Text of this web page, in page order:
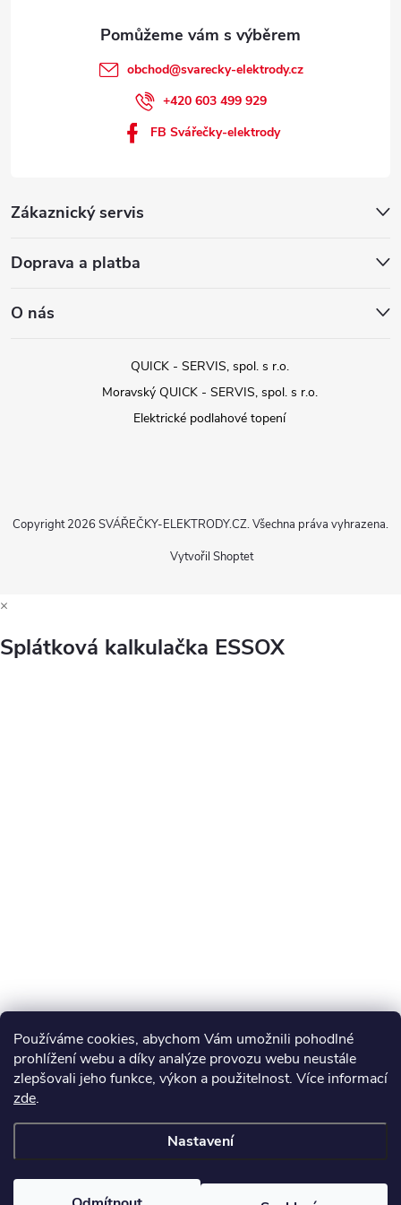
Používáme cookies, abychom Vám umožnili pohodlné
prohlížení webu a díky analýze provozu webu neustále
zlepšovali jeho funkce, výkon a použitelnost. Více informací
zde.
Nastavení
Zákaznický servis
Doprava a platba
O nás
obchod@svarecky-elektrody.cz
+420 603 499 929
FB Svářečky-elektrody
QUICK - SERVIS, spol. s r.o.
Moravský QUICK - SERVIS, spol. s r.o.
Elektrické podlahové topení
Vytvořil Shoptet
Copyright 2026 SVÁŘEČKY-ELEKTRODY.CZ. Všechna práva vyhrazena.
×
Splátková kalkulačka ESSOX